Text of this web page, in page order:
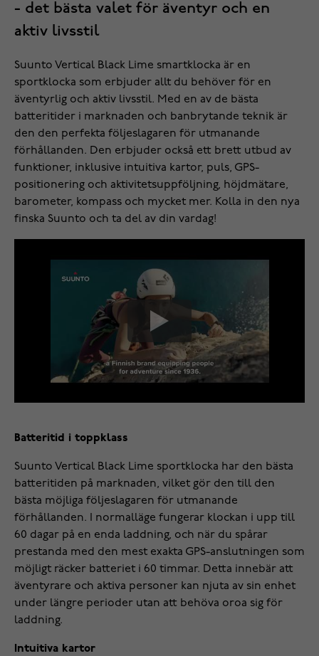
- det bästa valet för äventyr och en
aktiv livsstil
Suunto Vertical Black Lime smartklocka är en
sportklocka som erbjuder allt du behöver för en
äventyrlig och aktiv livsstil. Med en av de bästa
batteritider i marknaden och banbrytande teknik är
den den perfekta följeslagaren för utmanande
förhållanden. Den erbjuder också ett brett utbud av
funktioner, inklusive intuitiva kartor, puls, GPS-
positionering och aktivitetsuppföljning, höjdmätare,
barometer, kompass och mycket mer. Kolla in den nya
finska Suunto och ta del av din vardag!
Batteritid i toppklass
Suunto Vertical Black Lime sportklocka har den bästa
batteritiden på marknaden, vilket gör den till den
bästa möjliga följeslagaren för utmanande
förhållanden. I normalläge fungerar klockan i upp till
60 dagar på en enda laddning, och när du spårar
prestanda med den mest exakta GPS-anslutningen som
möjligt räcker batteriet i 60 timmar. Detta innebär att
äventyrare och aktiva personer kan njuta av sin enhet
under längre perioder utan att behöva oroa sig för
laddning.
Intuitiva kartor